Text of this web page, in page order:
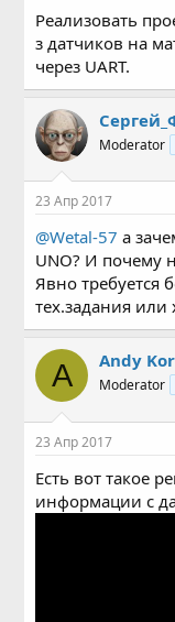
а
Реализовать
з датчиков на
через UART.
Moderator
23 Апр 2017
@Wetal-57 а
UNO? И почему
Явно требуется
тех.задания или
A Andy
Moderator
23 Апр 2017
Есть вот такое
информации с